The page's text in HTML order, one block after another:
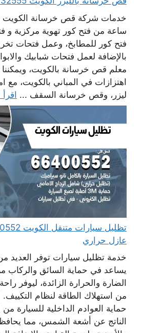
ساعة من فتح كور تهوية مركزية و
فتح كور للمطابخ، وعمل فتحات
بالإضافة لعمل فتحات شبابيك
معلم قص خرسانة بالكويت،
اهتزازات في المباني بالكويت، مع
ليزر، وقص خرسانة السقف ... اقرأ
عازل حراري
خدمة تظليل سيارات توفر العديد
يساعد في حماية السائق
الضارة والحرارة الزائدة، ليوفر
من استهلاك الطاقة لنظام
حماية العوادم الداخلية للسيارة
الناتج عن أشعة الشمس، مما